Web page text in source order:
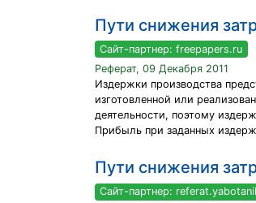
Пути снижения
Сайт-партнер: freepapers.ru
Реферат, 09 Декабря 2011
Издержки производства
изготовленной или
деятельности, поэтому
Прибыль при заданных
Пути снижения
Сайт-партнер: